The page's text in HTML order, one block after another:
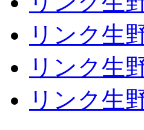
リンク生
リンク生
リンク生